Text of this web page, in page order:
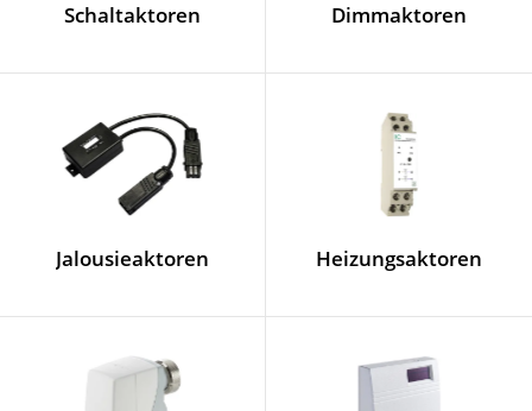
Schaltaktoren Dimmaktoren
Jalousieaktoren Heizungsaktoren